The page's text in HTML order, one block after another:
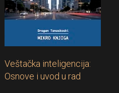
Veštačka inteligencija:
Osnove i uvod u rad